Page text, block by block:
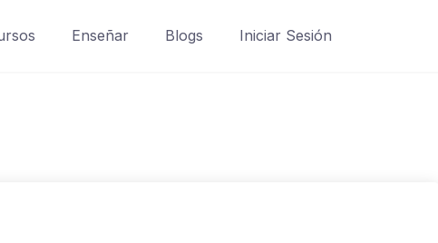
Enseñar Blogs Iniciar Sesión